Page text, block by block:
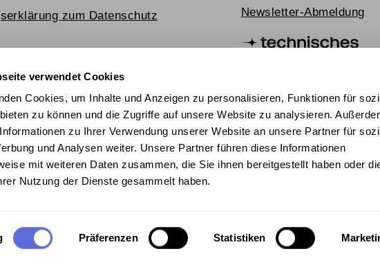
verwendet Cookies
Cookies, um Inhalte und Anzeigen zu personalisieren, Funktionen für
zu können und die Zugriffe auf unsere Website zu analysieren.
zu Ihrer Verwendung unserer Website an unsere Partner für
und Analysen weiter. Unsere Partner führen diese Informationen
mit weiteren Daten zusammen, die Sie ihnen bereitgestellt haben oder
Nutzung der Dienste gesammelt haben.
Präferenzen Statistiken
zum Datenschutz
Captcha ⇗
Newsletter-Abmeldung
mit Österreichischer Mediathek 2024